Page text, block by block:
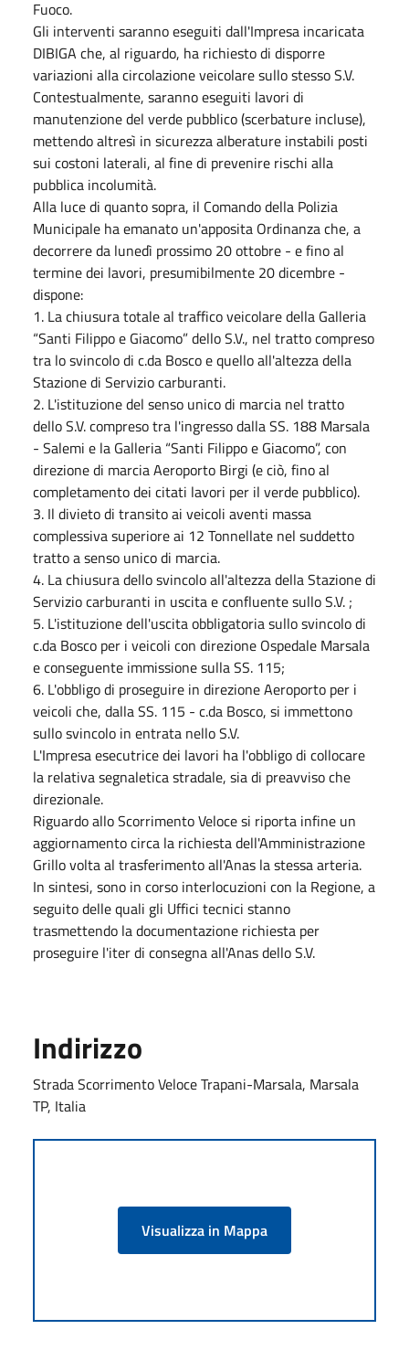
Fuoco.
Gli interventi saranno eseguiti dall'Impresa incaricata
DIBIGA che, al riguardo, ha richiesto di disporre
variazioni alla circolazione veicolare sullo stesso S.V.
Contestualmente, saranno eseguiti lavori di
manutenzione del verde pubblico (scerbature incluse),
mettendo altresì in sicurezza alberature instabili posti
sui costoni laterali, al fine di prevenire rischi alla
pubblica incolumità.
Alla luce di quanto sopra, il Comando della Polizia
Municipale ha emanato un'apposita Ordinanza che, a
decorrere da lunedì prossimo 20 ottobre - e fino al
termine dei lavori, presumibilmente 20 dicembre -
dispone:
1. La chiusura totale al traffico veicolare della Galleria
“Santi Filippo e Giacomo” dello S.V., nel tratto compreso
tra lo svincolo di c.da Bosco e quello all'altezza della
Stazione di Servizio carburanti.
2. L'istituzione del senso unico di marcia nel tratto
dello S.V. compreso tra l'ingresso dalla SS. 188 Marsala
- Salemi e la Galleria “Santi Filippo e Giacomo”, con
direzione di marcia Aeroporto Birgi (e ciò, fino al
completamento dei citati lavori per il verde pubblico).
3. Il divieto di transito ai veicoli aventi massa
complessiva superiore ai 12 Tonnellate nel suddetto
tratto a senso unico di marcia.
4. La chiusura dello svincolo all'altezza della Stazione di
Servizio carburanti in uscita e confluente sullo S.V. ;
5. L'istituzione dell'uscita obbligatoria sullo svincolo di
c.da Bosco per i veicoli con direzione Ospedale Marsala
e conseguente immissione sulla SS. 115;
6. L'obbligo di proseguire in direzione Aeroporto per i
veicoli che, dalla SS. 115 - c.da Bosco, si immettono
sullo svincolo in entrata nello S.V.
L'Impresa esecutrice dei lavori ha l'obbligo di collocare
la relativa segnaletica stradale, sia di preavviso che
direzionale.
Riguardo allo Scorrimento Veloce si riporta infine un
aggiornamento circa la richiesta dell'Amministrazione
Grillo volta al trasferimento all'Anas la stessa arteria.
In sintesi, sono in corso interlocuzioni con la Regione, a
seguito delle quali gli Uffici tecnici stanno
trasmettendo la documentazione richiesta per
proseguire l'iter di consegna all'Anas dello S.V.
Indirizzo
Strada Scorrimento Veloce Trapani-Marsala, Marsala
TP, Italia
Visualizza in Mappa